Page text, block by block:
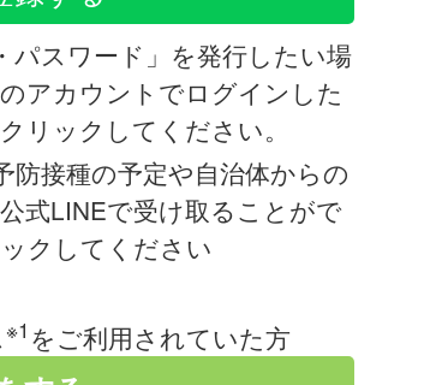
スワード」を発行したい場
アカウントでログインした
リックしてください。
接種の予定や自治体からの
式LINEで受け取ることがで
クしてください
※1 をご利用されていた方